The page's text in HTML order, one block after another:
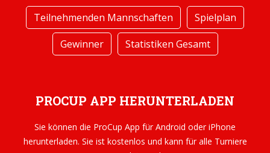
Teilnehmenden Mannschaften
Spielplan
Gewinner
Statistiken Gesamt
PROCUP APP HERUNTERLADEN
Sie können die ProCup App für Android oder iPhone
herunterladen. Sie ist kostenlos und kann für alle Turniere